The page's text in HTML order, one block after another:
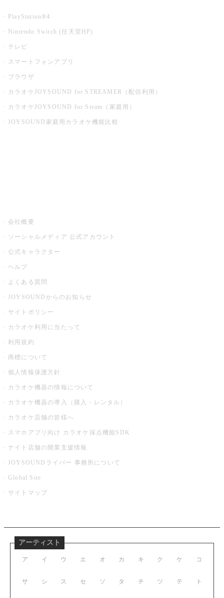
PlayStation®4
Nintendo Switch (任天堂HP)
テレビ
スマートフォンアプリ
ブラウザ
カラオケJOYSOUND for STREAMER（配信利用）
カラオケJOYSOUND for Steam（家庭用）
JOYSOUND家庭用カラオケ機能比較
会社概要
ソーシャルメディア 公式アカウント
公式キャラクター
ヘルプ
よくある質問
JOYSOUNDからのお知らせ
サイトポリシー
カラオケ利用に当たって
利用規約
商標について
個人情報保護方針
カラオケ機器の情報について
カラオケ機器の導入（購入・レンタル）
カラオケ店舗の皆様へ
スマホアプリ向け カラオケ採点機能SDK
ナイト店舗の開業支援情報
JOYSOUNDライバー 事務所について
Global Site
サイトマップ
アーティスト
ア イ ウ エ オ
サ シ ス セ ソ
カ キ ク ケ コ
タ チ ツ テ ト